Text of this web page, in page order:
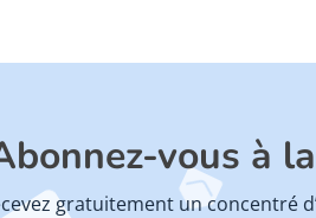
vous à
gratuitement un concentré